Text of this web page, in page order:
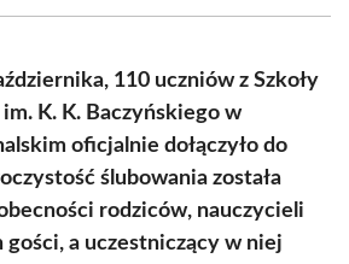
110 uczniów z Szkoły
K. K. Baczyńskiego w
oficjalnie dołączyło do
ślubowania została
rodziców, nauczycieli
gości, a uczestniczący w niej